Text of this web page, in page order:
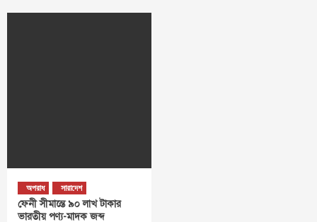
অপরাধ সারাদেশ
ফেনী সীমান্তে ৯০ লাখ টাকার
ভারতীয় পণ্য-মাদক জব্দ